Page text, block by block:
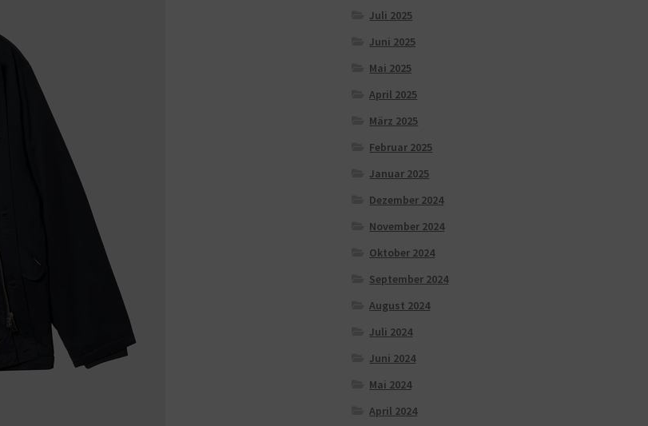
Juli 2025
Juni 2025
Mai 2025
April 2025
März 2025
Februar 2025
Januar 2025
Dezember 2024
November 2024
Oktober 2024
September 2024
August 2024
Juli 2024
Juni 2024
Mai 2024
April 2024